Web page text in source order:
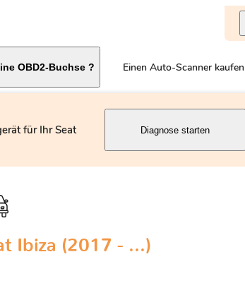
OBD2-Buchse ? Einen Auto-Scanner kaufen
für Ihr Seat Diagnose starten
Ibiza (2017 - ...)